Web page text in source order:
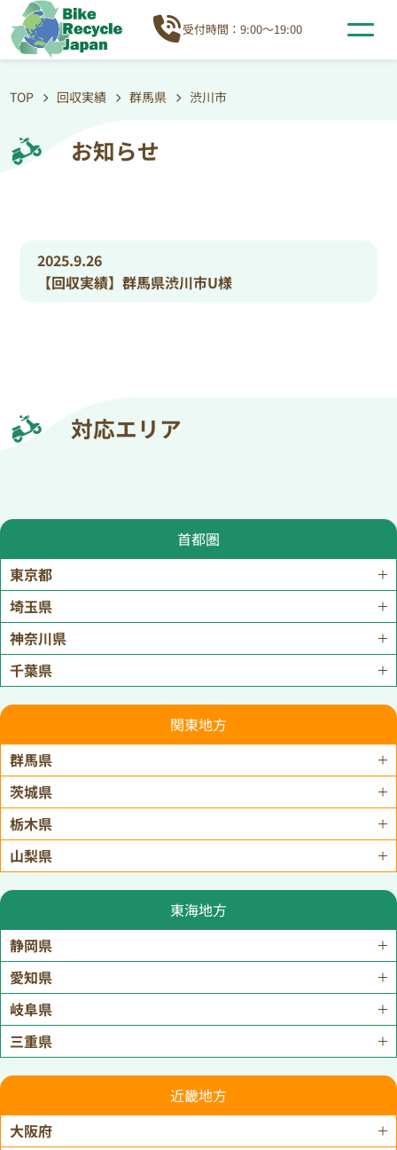
受付時間：9:00～19:00
TOP 回収実績 群馬県 渋川市
お知らせ
2025.9.26
【回収実績】群馬県渋川市U様
対応エリア
首都圏
東京都
埼玉県
神奈川県
千葉県
関東地方
群馬県
茨城県
栃木県
山梨県
東海地方
静岡県
愛知県
岐阜県
三重県
近畿地方
大阪府